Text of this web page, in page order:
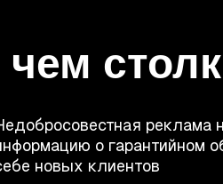
о гарантийном
новых клиентов